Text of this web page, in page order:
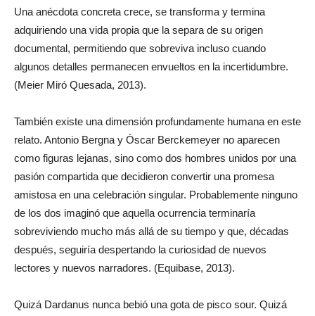
Una anécdota concreta crece, se transforma y termina
adquiriendo una vida propia que la separa de su origen
documental, permitiendo que sobreviva incluso cuando
algunos detalles permanecen envueltos en la incertidumbre.
(Meier Miró Quesada, 2013).
También existe una dimensión profundamente humana en este
relato. Antonio Bergna y Óscar Berckemeyer no aparecen
como figuras lejanas, sino como dos hombres unidos por una
pasión compartida que decidieron convertir una promesa
amistosa en una celebración singular. Probablemente ninguno
de los dos imaginó que aquella ocurrencia terminaría
sobreviviendo mucho más allá de su tiempo y que, décadas
después, seguiría despertando la curiosidad de nuevos
lectores y nuevos narradores. (Equibase, 2013).
Quizá Dardanus nunca bebió una gota de pisco sour. Quizá